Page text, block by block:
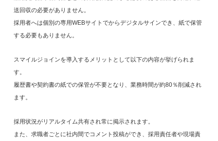
送回収の必要がありません。
採用者へは個別の専用WEBサイトでからデジタルサインでき、紙で保管
する必要もありません。
スマイルジョインを導入するメリットとして以下の内容が挙げられま
す。
履歴書や契約書の紙での保管が不要となり、業務時間が約80％削減され
ます。
採用状況がリアルタイム共有され常に掲示されます。
また、求職者ごとに社内間でコメント投稿ができ、採用責任者や現場責